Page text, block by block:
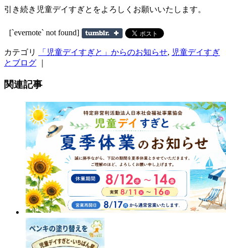
引き続き児童デイすぎとをよろしくお願いいたします。
[`evernote` not found]
カテゴリ 「児童デイすぎと」からのお知らせ, 児童デイすぎ
とブログ
関連記事